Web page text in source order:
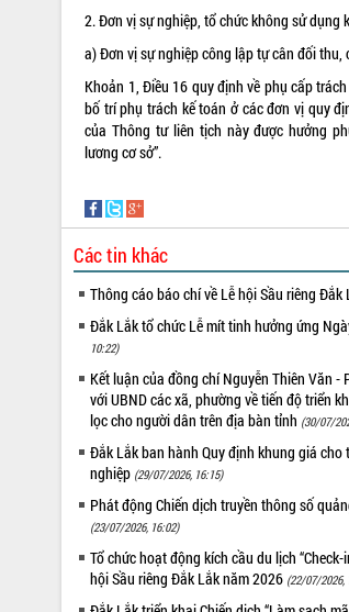
2. Đơn vị sự nghiệp, tổ chức không sử dụng
a) Đơn vị sự nghiệp công lập tự cân đối thu,
Khoản 1, Điều 16 quy định về phụ cấp
bố trí phụ trách kế toán ở các đơn vị quy
của Thông tư liên tịch này được hưởng
lương cơ sở”.
Các tin khác
Thông cáo báo chí về Lễ hội Sầu riêng Đắk
Đắk Lắk tổ chức Lễ mít tinh hưởng ứng
10:22)
Kết luận của đồng chí Nguyễn Thiên Văn
với UBND các xã, phường về tiến độ triển
lọc cho người dân trên địa bàn tỉnh (30/07/
Đắk Lắk ban hành Quy định khung giá
nghiệp (29/07/2026, 16:15)
Phát động Chiến dịch truyền thông số
(23/07/2026, 16:02)
Tổ chức hoạt động kích cầu du lịch
hội Sầu riêng Đắk Lắk năm 2026 (22/07/2026,